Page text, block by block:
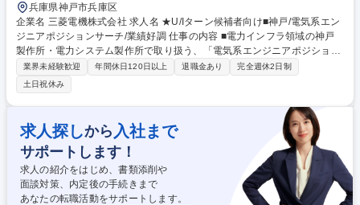
兵庫県神戸市兵庫区
企業名 三菱電機株式会社 求人名 ★U/Iターン候補者向け■神戸/電気系エン
ジニアポジションサーチ/業績好調 仕事の内容 ■電力インフラ領域の神戸
製作所・電力システム製作所で取り扱う、「電気系エンジニアポジショ
ン」の求人にて幅広く検討をさせていただきます。 ■ご応募をいただきま
したら、リクルートエージェントよりご経験を活かして頂ける可能性のあ
る求人をご紹介いたします。そちらにご応募いただきましたら、企業様の
方で書類選考を進めさせていただきます。【U/Iターンの方向け】引っ越し
手当(規定に応じて支給）、初期費用負担(規定に応じて敷金・礼金・仲介
手数料・更新料など)、家賃補助制度など、県外から引っ越しいただき、
ご活躍いただける環境が整っております。 募集職種 ★U/Iターン候補者向
け■神戸/電気系エンジニアポジションサーチ/業績好調
業界未経験歓迎 年間休日120日以上 退職金あり
完全週休2日制
土日祝休み
求人探しから 入社まで
サポートします！
求人の紹介をはじめ、書類添削や
面談対策、内定後の手続きまで
あなたの転職活動をサポートします。